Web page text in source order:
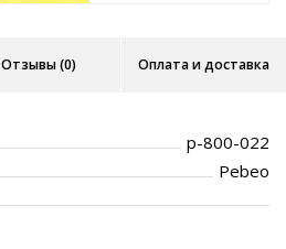
Отзывы (0) Оплата и доставка
p-800-022
Pebeo